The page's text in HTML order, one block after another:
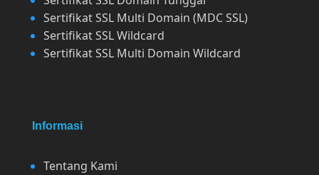
Sertifikat SSL Multi Domain (MDC SSL)
Sertifikat SSL Wildcard
Sertifikat SSL Multi Domain Wildcard
Informasi
Tentang Kami